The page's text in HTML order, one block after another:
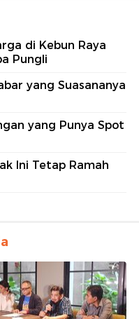
di Kebun Raya
Pungli
yang Suasananya
yang Punya Spot
Ini Tetap Ramah